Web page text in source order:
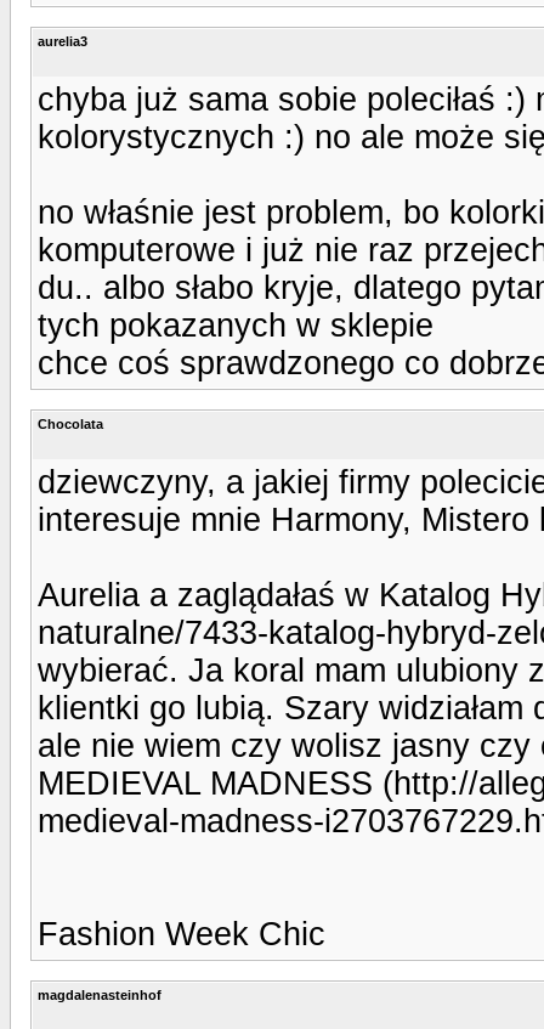
aurelia3
chyba już sama sobie poleciłaś
kolorystycznych :) no ale może
no właśnie jest problem, bo
komputerowe i już nie raz
du.. albo słabo kryje, dlatego
tych pokazanych w sklepie
chce coś sprawdzonego co
Chocolata
dziewczyny, a jakiej firmy
interesuje mnie Harmony, Mistero
Aurelia a zaglądałaś w Katalog
naturalne/7433-katalog-hybryd-
wybierać. Ja koral mam ulubiony
klientki go lubią. Szary
ale nie wiem czy wolisz jasny czy
MEDIEVAL MADNESS (http://
medieval-madness-
Fashion Week Chic
magdalenasteinhof